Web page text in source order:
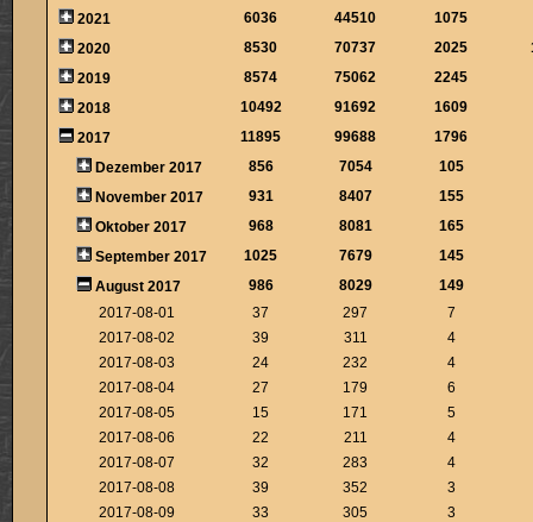
2021 6036 44510
1075
2020
8530 70737 2025
2019
8574 75062
2245
2018
10492 91692
1609
2017
11895 99688
1796
Dezember 2017
856 7054
105
November 2017
931 8407
155
Oktober 2017
968 8081
165
September 2017
1025 7679
145
August 2017
986 8029
149
2017-08-01
37 297
7
2017-08-02
39 311
4
2017-08-03
24 232
4
2017-08-04
27 179
6
2017-08-05
15 171
5
2017-08-06
22 211
4
2017-08-07
32 283
4
2017-08-08
39 352
3
2017-08-09
33 305
3